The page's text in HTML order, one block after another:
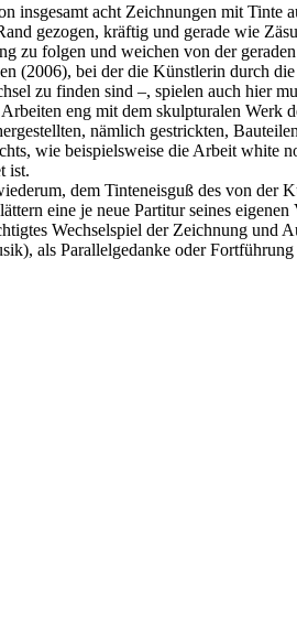
insgesamt acht Zeichnungen mit
gezogen, kräftig und gerade wie
zu folgen und weichen von der
(2006), bei der die Künstlerin durch
zu finden sind –, spielen auch hier
eng mit dem skulpturalen
nämlich gestrickten,
wie beispielsweise die Arbeit white
ist.
dem Tinteneisguß des von der
eine je neue Partitur seines eigenen
Wechselspiel der Zeichnung
als Parallelgedanke oder